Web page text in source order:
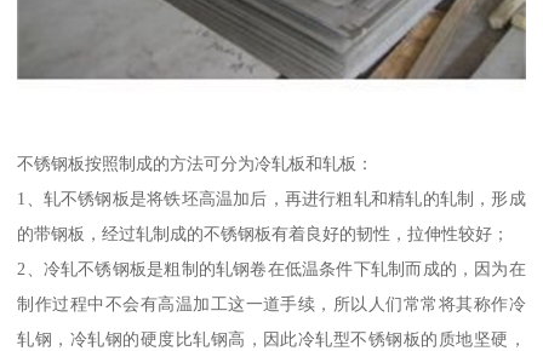
不锈钢板按照制成的方法可分为冷轧板和轧板：
1、轧不锈钢板是将铁坯高温加后，再进行粗轧和精轧的轧制，形成
的带钢板，经过轧制成的不锈钢板有着良好的韧性，拉伸性较好；
2、冷轧不锈钢板是粗制的轧钢卷在低温条件下轧制而成的，因为在
制作过程中不会有高温加工这一道手续，所以人们常常将其称作冷
轧钢，冷轧钢的硬度比轧钢高，因此冷轧型不锈钢板的质地坚硬，